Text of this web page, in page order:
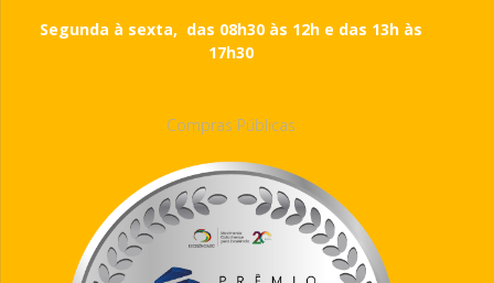
Segunda à sexta, das 08h30 às 12h e das 13h às
17h30
Compras Públicas